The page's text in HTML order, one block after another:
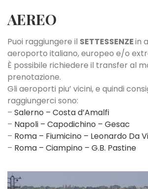
AEREO
Puoi raggiungere il SETTESSENZEin
aeroporto italiano, europeo e/o
È possibile richiedere il transfer al
prenotazione.
Gli aeroporti piu’ vicini, e quindi
raggiungerci sono:
– Salerno – Costa d’Amalfi
– Napoli – Capodichino – Gesac
– Roma – Fiumicino – Leonardo Da
– Roma – Ciampino – G.B. Pastine